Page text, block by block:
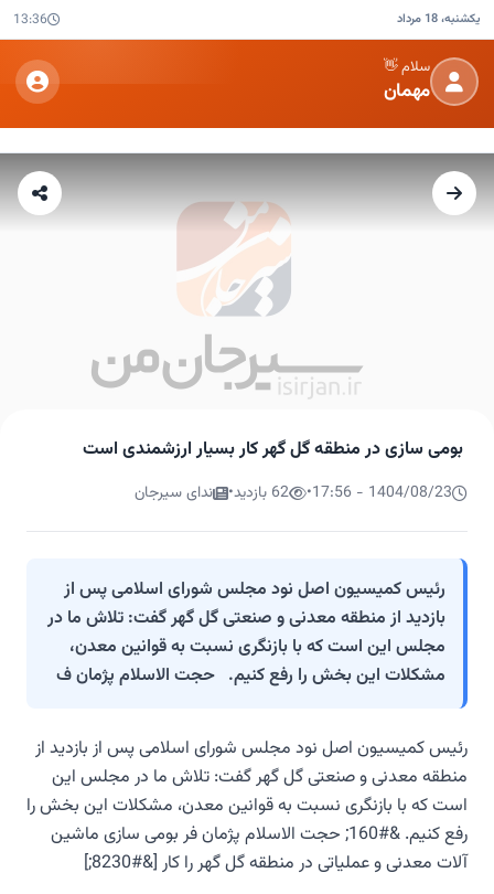
یکشنبه، 18 مرداد 13:36
سلام 👋
مهمان
بومی سازی در منطقه گل گهر کار بسیار ارزشمندی است
1404/08/23 - 17:56
• 62 بازدید • ندای سیرجان
رئیس کمیسیون اصل نود مجلس شورای اسلامی پس از
بازدید از منطقه معدنی و صنعتی گل گهر گفت: تلاش ما در
مجلس این است که با بازنگری نسبت به قوانین معدن،
مشکلات این بخش را رفع کنیم. حجت الاسلام پژمان ف
رئیس کمیسیون اصل نود مجلس شورای اسلامی پس از بازدید از
منطقه معدنی و صنعتی گل گهر گفت: تلاش ما در مجلس این
است که با بازنگری نسبت به قوانین معدن، مشکلات این بخش را
رفع کنیم. &#160; حجت الاسلام پژمان فر بومی سازی ماشین
آلات معدنی و عملیاتی در منطقه گل گهر را کار [&#8230;]